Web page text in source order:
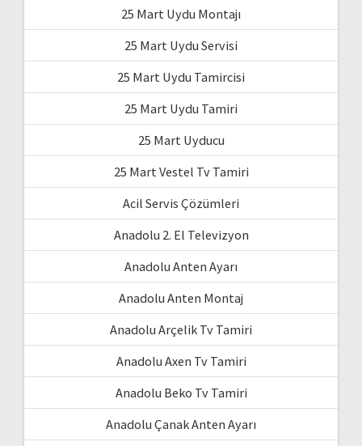
25 Mart Uydu Montajı
25 Mart Uydu Servisi
25 Mart Uydu Tamircisi
25 Mart Uydu Tamiri
25 Mart Uyducu
25 Mart Vestel Tv Tamiri
Acil Servis Çözümleri
Anadolu 2. El Televizyon
Anadolu Anten Ayarı
Anadolu Anten Montaj
Anadolu Arçelik Tv Tamiri
Anadolu Axen Tv Tamiri
Anadolu Beko Tv Tamiri
Anadolu Çanak Anten Ayarı